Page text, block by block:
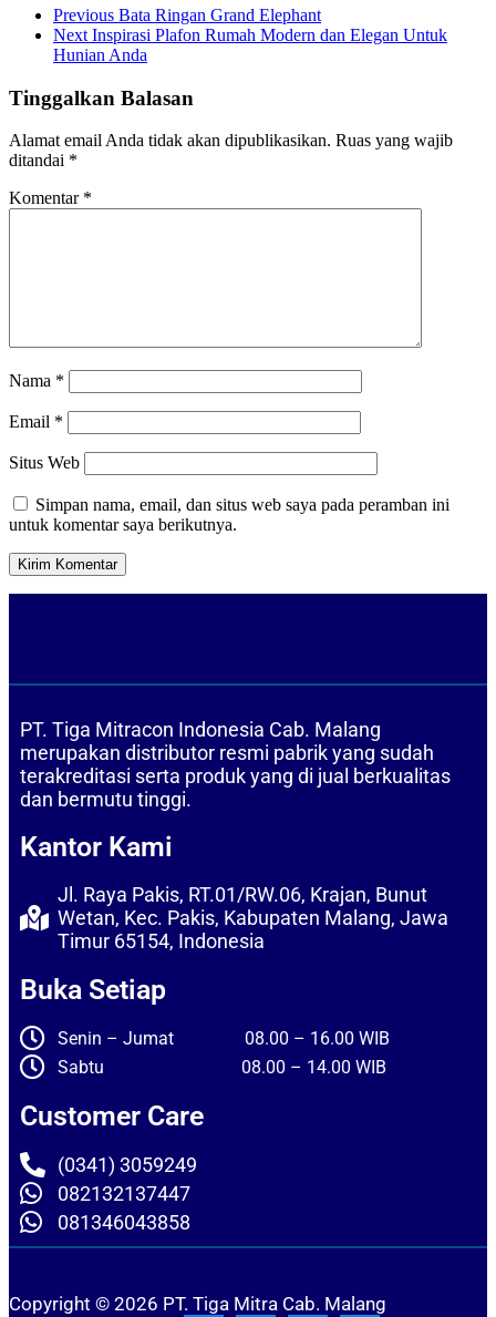
Previous Bata Ringan Grand Elephant
Next Inspirasi Plafon Rumah Modern dan Elegan Untuk
Hunian Anda
Tinggalkan Balasan
Alamat email Anda tidak akan dipublikasikan. Ruas yang wajib
ditandai *
Komentar *
Nama *
Email *
Situs Web
Simpan nama, email, dan situs web saya pada peramban ini
untuk komentar saya berikutnya.
PT. Tiga Mitracon Indonesia Cab. Malang
merupakan distributor resmi pabrik yang sudah
terakreditasi serta produk yang di jual berkualitas
dan bermutu tinggi.
Kantor Kami
Jl. Raya Pakis, RT.01/RW.06, Krajan, Bunut
Wetan, Kec. Pakis, Kabupaten Malang, Jawa
Timur 65154, Indonesia
Buka Setiap
Senin – Jumat 08.00 – 16.00 WIB
Sabtu 08.00 – 14.00 WIB
Customer Care
(0341) 3059249
082132137447
081346043858
Copyright © 2026 PT. Tiga Mitra Cab. Malang